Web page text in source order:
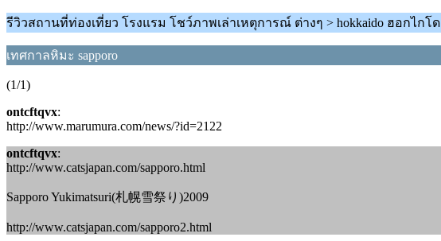
รีวิวสถานที่ท่องเที่ยว โรงแรม โชว์ภาพเล่าเหตุการณ์ ต่างๆ > hokkaido ฮอกไกโด
เทศกาลหิมะ sapporo
(1/1)
ontcftqvx:
http://www.marumura.com/news/?id=2122
ontcftqvx:
http://www.catsjapan.com/sapporo.html
Sapporo Yukimatsuri(札幌雪祭り)2009
http://www.catsjapan.com/sapporo2.html